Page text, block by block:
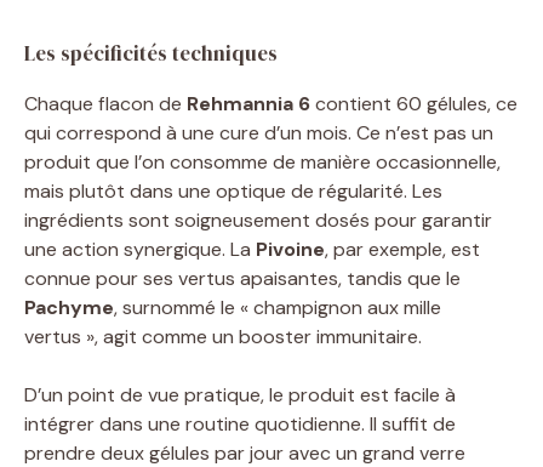
Les spécificités techniques
Chaque flacon de Rehmannia 6contient 60 gélules, ce
qui correspond à une cure d’un mois. Ce n’est pas un
produit que l’on consomme de manière occasionnelle,
mais plutôt dans une optique de régularité. Les
ingrédients sont soigneusement dosés pour garantir
une action synergique. La Pivoine, par exemple, est
connue pour ses vertus apaisantes, tandis que le
Pachyme, surnommé le « champignon aux mille
vertus », agit comme un booster immunitaire.
D’un point de vue pratique, le produit est facile à
intégrer dans une routine quotidienne. Il suffit de
prendre deux gélules par jour avec un grand verre